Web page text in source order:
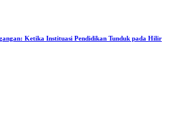
Ketika Instituasi Pendidikan Tunduk pada Hilir